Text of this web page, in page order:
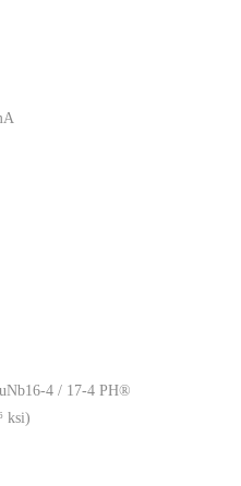
4 / 17-4 PH®
ksi)